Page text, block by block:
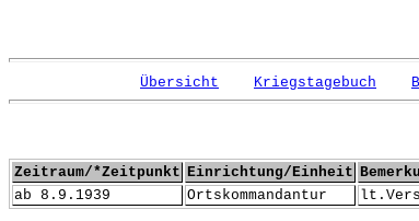
Übersicht Kriegstagebuch
Zeitraum/*Zeitpunkt Einrichtung/Einheit
ab 8.9.1939
Ortskommandantur